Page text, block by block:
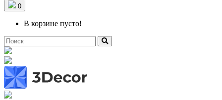
0
В корзине пусто!